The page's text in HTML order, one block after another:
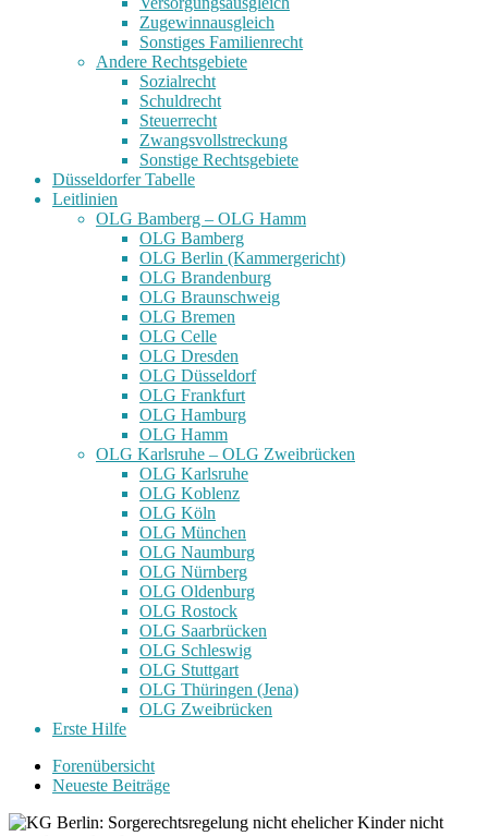
Zugewinnausgleich
Sonstiges Familienrecht
Andere Rechtsgebiete
Sozialrecht
Schuldrecht
Steuerrecht
Zwangsvollstreckung
Sonstige Rechtsgebiete
Düsseldorfer Tabelle
Leitlinien
OLG Bamberg – OLG Hamm
OLG Bamberg
OLG Berlin (Kammergericht)
OLG Brandenburg
OLG Braunschweig
OLG Bremen
OLG Celle
OLG Dresden
OLG Düsseldorf
OLG Frankfurt
OLG Hamburg
OLG Hamm
OLG Karlsruhe – OLG Zweibrücken
OLG Karlsruhe
OLG Koblenz
OLG Köln
OLG München
OLG Naumburg
OLG Nürnberg
OLG Oldenburg
OLG Rostock
OLG Saarbrücken
OLG Schleswig
OLG Stuttgart
OLG Thüringen (Jena)
OLG Zweibrücken
Erste Hilfe
Forenübersicht
Neueste Beiträge